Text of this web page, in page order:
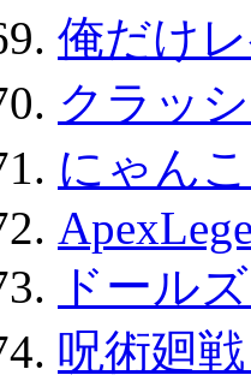
俺だけ
クラッ
にゃん
ドール
呪術廻